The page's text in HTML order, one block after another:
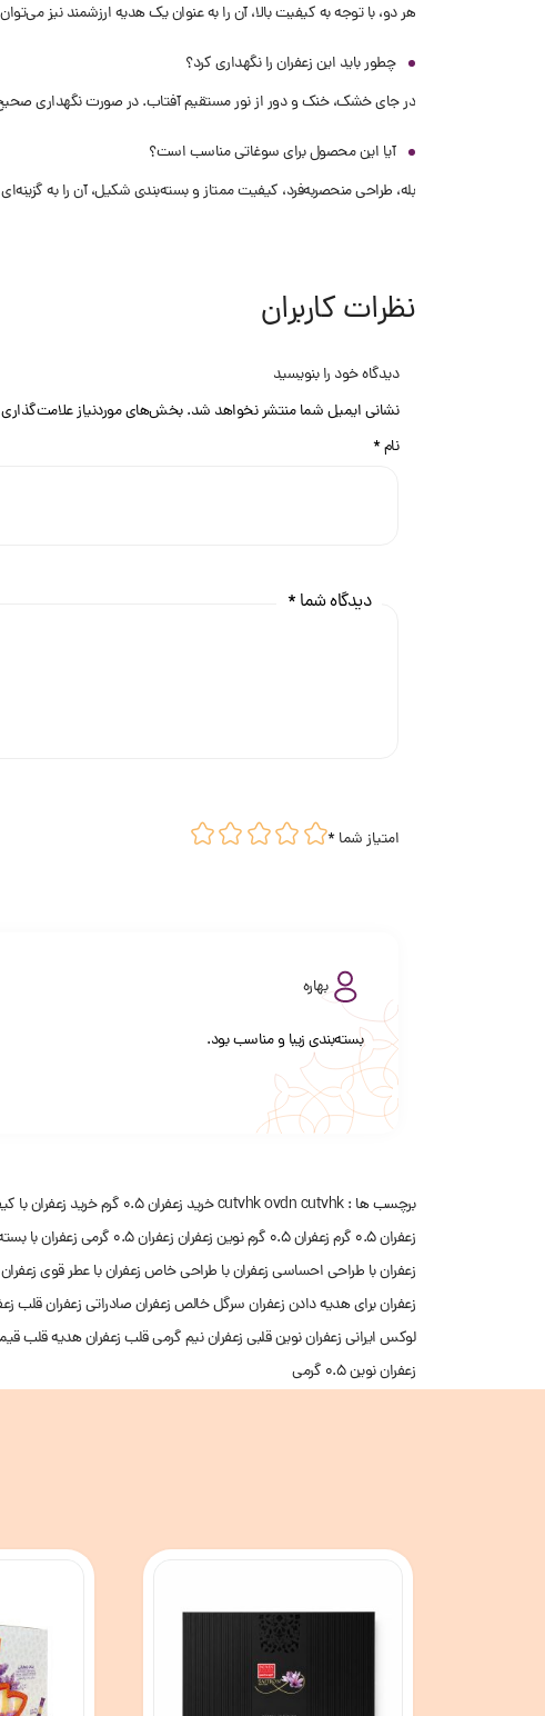
هر دو، با توجه به کیفیت بالا‌، آن را به عنوان یک هدیه ارزشمند نیز
چطور باید این زعفران را نگهداری کرد؟
در جای خشک، خنک و دور از نور مستقیم آفتاب. در صورت نگهداری صحیح، کیفیت آن
آیا این محصول برای سوغاتی مناسب است؟
بله، طراحی منحصربه‌فرد، کیفیت ممتاز و بسته‌بندی شکیل، آن را به
نظرات کاربران
دیدگاه خود را بنویسید
نشانی ایمیل شما منتشر نخواهد شد. بخش‌های موردنیاز
نام*
دیدگاه شما *
امتیاز شما*
بهاره
بسته‌بندی زیبا و مناسب بود.
برچسب ها : cutvhkovdn cutvhk خرید زعفران 0.5 گرم خرید زعفران با
زعفران 0.5 گرم
زعفران 0.5 گرم نوین زعفران زعفران ۰.۵ گرمی زعفران با
زعفران با طراحی احساسیزعفران با طراحی خاصزعفران با عطر قوی
زعفران برای هدیه دادنزعفران سرگل خالصزعفران صادراتیزعفران قلب
لوکس ایرانیزعفران نوین قلبیزعفران نیم گرمی قلبزعفران هدیه قلب
زعفران نوین ۰.۵ گرمی